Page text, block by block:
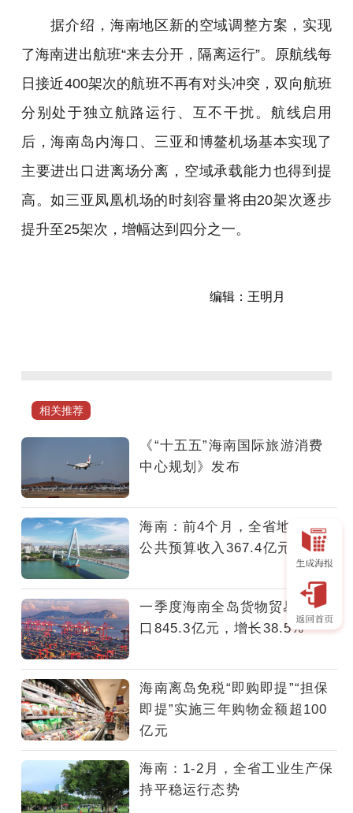
据介绍，海南地区新的空域调整方案，实现
了海南进出航班“来去分开，隔离运行”。原航线每
日接近400架次的航班不再有对头冲突，双向航班
分别处于独立航路运行、互不干扰。航线启用
后，海南岛内海口、三亚和博鳌机场基本实现了
主要进出口进离场分离，空域承载能力也得到提
高。如三亚凤凰机场的时刻容量将由20架次逐步
提升至25架次，增幅达到四分之一。
编辑：王明月
航
空
局
获
悉，
为
充
分
发
挥
民
航
业
在
海
南
经
社
相关推荐
《“十五五”海南国际旅游消费
中心规划》发布
海南：前4个月，全省地方一般
公共预算收入367.4亿元
一季度海南全岛货物贸易进出
口845.3亿元，增长38.5%
海南离岛免税“即购即提”“担保
即提”实施三年购物金额超100
亿元
海南：1-2月，全省工业生产保
持平稳运行态势